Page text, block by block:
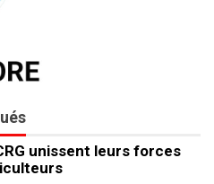
unissent leurs forces